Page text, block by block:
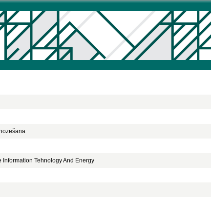
Information Tehnology And Energy